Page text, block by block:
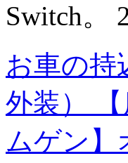
Switch。
お車の持
外装）
ムゲン】